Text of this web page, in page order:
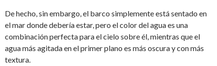
De hecho, sin embargo, el barco simplemente está sentado en
el mar donde debería estar, pero el color del agua es una
combinación perfecta para el cielo sobre él, mientras que el
agua más agitada en el primer plano es más oscura y con más
textura.